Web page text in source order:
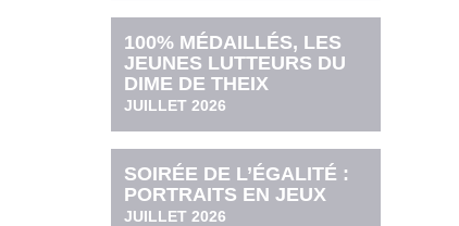
100% MÉDAILLÉS, LES
JEUNES LUTTEURS DU
DIME DE THEIX
JUILLET 2026
SOIRÉE DE L’ÉGALITÉ :
PORTRAITS EN JEUX
JUILLET 2026